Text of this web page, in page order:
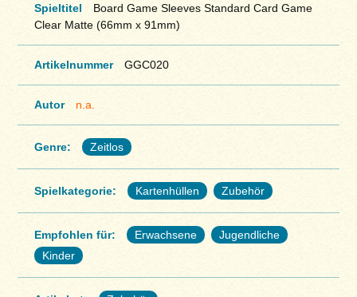
Spieltitel
Board Game Sleeves Standard Card Game
Clear Matte (66mm x 91mm)
Artikelnummer GGC020
Autor n.a.
Genre: Zeitlos
Spielkategorie: Kartenhüllen Zubehör
Empfohlen für: Erwachsene
Jugendliche
Kinder